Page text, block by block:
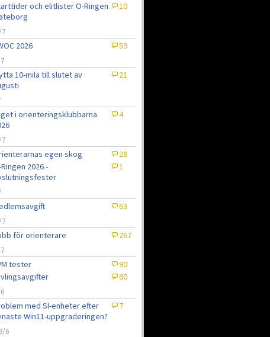
och elitlister O-Ringen
10
2026 59
10-mila till slutet av
21
i orienteringsklubbarna
4
egen skog
28
2026 -
1
63
för orienterare 267
tester
90
60
med SI-enheter efter
Win11-uppgraderingen?
7
6